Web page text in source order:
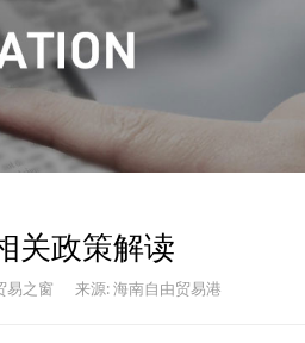
关政策解读
易之窗 来源: 海南自由贸易港